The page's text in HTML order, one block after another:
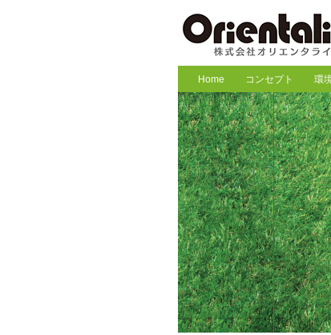
Home コンセプト 環